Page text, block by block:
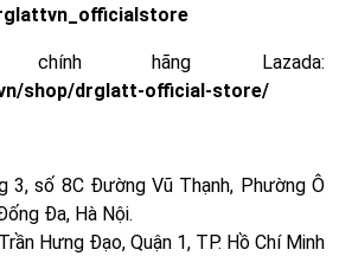
hãng Lazada:
shop/drglatt-official-store/
3, số 8C Đường Vũ Thạnh, Phường Ô
Đa, Hà Nội.
Hưng Đạo, Quận 1, TP. Hồ Chí Minh